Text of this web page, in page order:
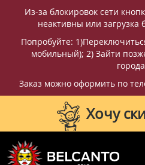
Из-за блокировок сети
неактивны или загрузка
Попробуйте:
мобильный); 2) Зайти
города
Заказ можно оформить по
Хочу